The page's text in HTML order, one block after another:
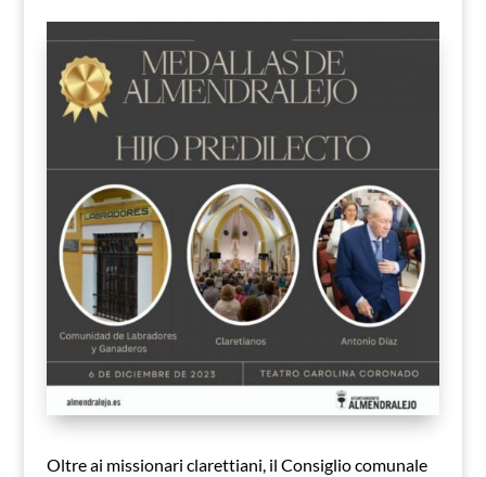
Oltre ai missionari clarettiani, il Consiglio comunale